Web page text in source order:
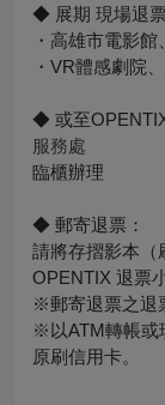
◆ 展期 現場退
・高雄市電影
・VR體感劇院
◆ 或至
服務處
臨櫃辦理
◆ 郵寄退票：
請將存摺影本（
OPENTIX 退票
※郵寄退票之退
※以ATM轉帳或
原刷信用卡。